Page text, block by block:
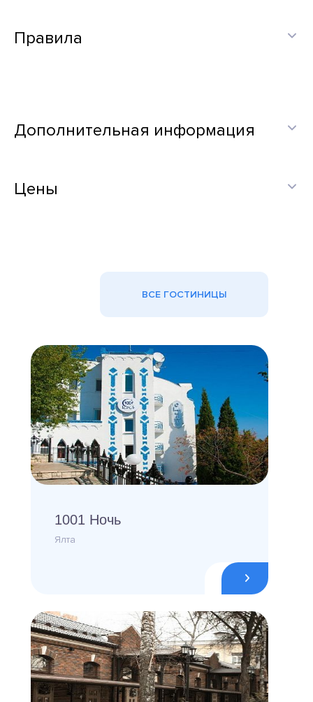
Правила
Дополнительная информация
Цены
ВСЕ ГОСТИНИЦЫ
1001 Ночь
Ялта